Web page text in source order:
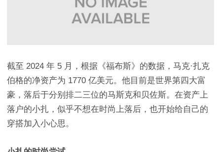
截至 2024 年 5 月，根据《福布斯》的数据，马克·扎克
伯格的净资产为 1770 亿美元。他目前是世界第四大富
豪，落后于分别排二三位的马斯克和贝佐斯。在资产上
落户的小扎，似乎不想在时尚上落后，也开始给自己的
穿搭加入小心思。